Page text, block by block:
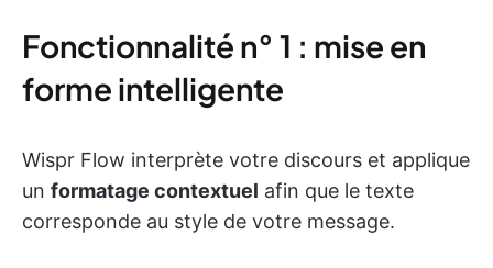
Fonctionnalité n° 1 : mise en
forme intelligente
Wispr Flow interprète votre discours et applique
un formatage contextuel afin que le texte
corresponde au style de votre message.